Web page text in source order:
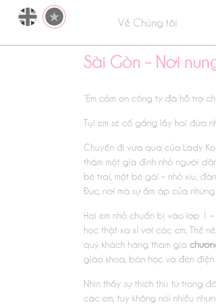
Về Chúng tôi
Sài Gòn – Nơi
“Em cảm ơn công ty đã hỗ trợ
Tụi em sẽ cố gắng lấy hai đứa
Chuyến đi vừa qua của Lady
thăm một gia đình nhỏ người
bé trai, một bé gái – nhỏ xíu,
Đức, nơi mà sự ấm áp của
Hai em nhỏ chuẩn bị vào lớp 1
học thật xa xỉ với các em. Thế
quý khách hàng tham gia
giáo khoa, bàn học và đèn
Nhìn thấy sự thích thú từ trong
các em, tuy không nói nhiều